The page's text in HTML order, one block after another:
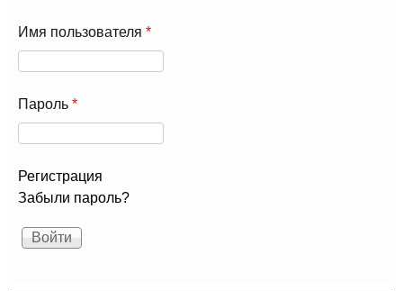
Имя пользователя *
Пароль *
Регистрация
Забыли пароль?